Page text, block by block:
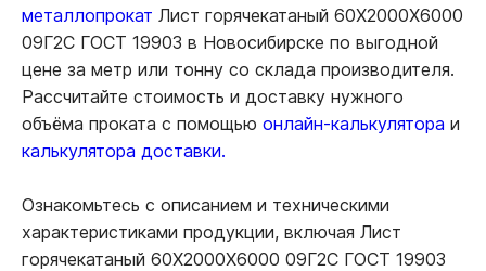
металлопрокат Лист горячекатаный 60Х2000Х6000
09Г2С ГОСТ 19903 в Новосибирске по выгодной
цене за метр или тонну со склада производителя.
Рассчитайте стоимость и доставку нужного
объёма проката с помощью онлайн-калькулятора и
калькулятора доставки.
Ознакомьтесь с описанием и техническими
характеристиками продукции, включая Лист
горячекатаный 60Х2000Х6000 09Г2С ГОСТ 19903